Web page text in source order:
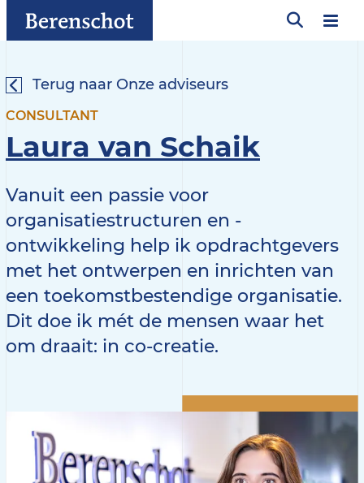
Terug naar Onze adviseurs
CONSULTANT
Laura van Schaik
Vanuit een passie voor
organisatiestructuren en -
ontwikkeling help ik opdrachtgevers
met het ontwerpen en inrichten van
een toekomstbestendige organisatie.
Dit doe ik mét de mensen waar het
om draait: in co-creatie.